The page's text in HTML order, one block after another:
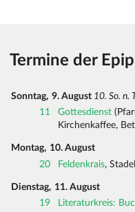
Termine der
Sonntag, 9. August 10. So. n.
11
Gottesdienst
Kirchenkaffee,
Montag, 10. August
20
Feldenkrais,
Dienstag, 11. August
19
Literaturkreis: